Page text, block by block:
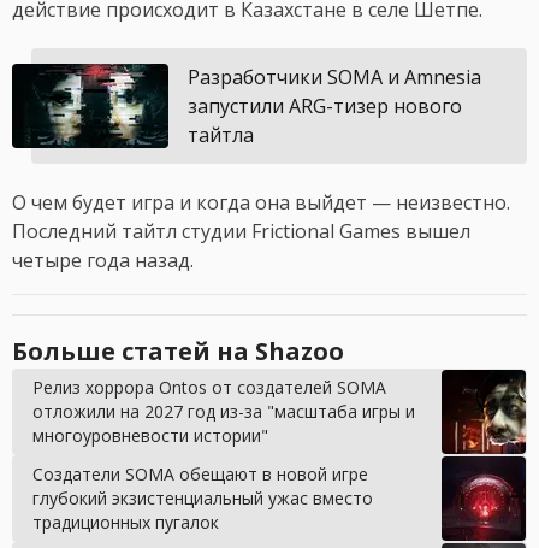
действие происходит в Казахстане в селе Шетпе.
Разработчики SOMA и Amnesia
запустили ARG-тизер нового
тайтла
О чем будет игра и когда она выйдет — неизвестно.
Последний тайтл студии Frictional Games вышел
четыре года назад.
Больше статей на Shazoo
Релиз хоррора Ontos от создателей SOMA
отложили на 2027 год из-за "масштаба игры и
многоуровневости истории"
Создатели SOMA обещают в новой игре
глубокий экзистенциальный ужас вместо
традиционных пугалок